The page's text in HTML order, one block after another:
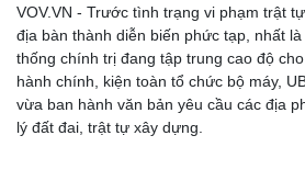
Doanh nghiệp
Thông tin doanh nghiệp
Công
VOV.VN - Trước tình trạng vi phạm trật
địa bàn thành diễn biến phức tạp, nhất
thống chính trị đang tập trung cao độ
hành chính, kiện toàn tổ chức bộ máy,
vừa ban hành văn bản yêu cầu các địa
lý đất đai, trật tự xây dựng.